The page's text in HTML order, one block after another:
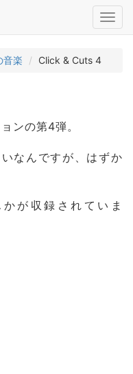
音楽 Click & Cuts 4
ンの第4弾。
なんですが、はずか
が収録されていま